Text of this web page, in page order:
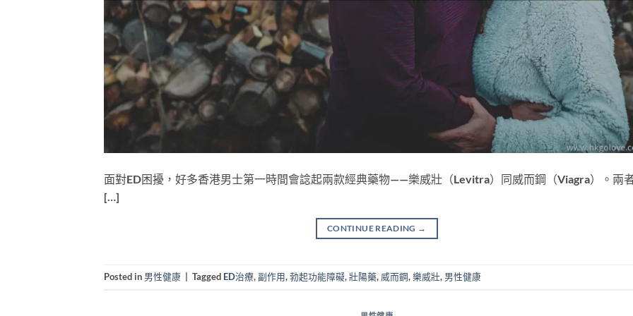
面對ED困擾，好多香港男士第一時間會諗起兩款經典藥物——樂威壯（Levitra）同威而鋼（Viagra）。兩
[…]
CONTINUE READING →
Posted in 男性健康 Tagged ED治療,副作用,勃起功能障礙,壯陽藥, 威而鋼,樂威壯, 男性健康